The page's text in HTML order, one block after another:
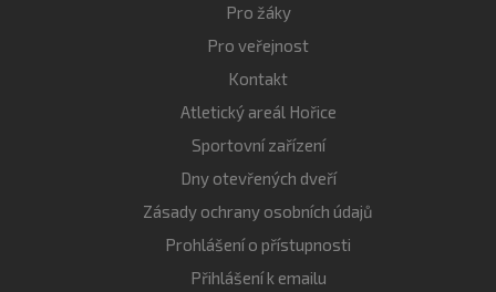
Pro žáky
Pro veřejnost
Kontakt
Atletický areál Hořice
Sportovní zařízení
Dny otevřených dveří
Zásady ochrany osobních údajů
Prohlášení o přístupnosti
Přihlášení k emailu